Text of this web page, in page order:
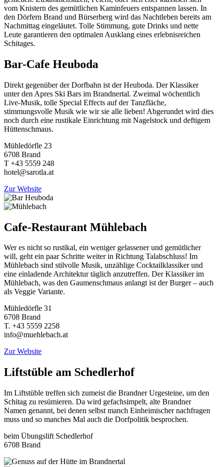
vom Knistern des gemütlichen Kaminfeuers entspannen lassen. In
den Dörfern Brand und Bürserberg wird das Nachtleben bereits am
Nachmittag eingeläutet. Tolle Stimmung, gute Drinks und nette
Leute garantieren den optimalen Ausklang eines erlebnisreichen
Schitages.
Bar-Cafe Heuboda
Direkt gegenüber der Dorfbahn ist der Heuboda. Der Klassiker
unter den Apres Ski Bars im Brandnertal. Zweimal wöchentlich
Live-Musik, tolle Special Effects auf der Tanzfläche,
stimmungsvolle Musik wie wir sie alle lieben! Abgerundet wird dies
noch durch eine rustikale Einrichtung mit Nagelstock und deftigem
Hüttenschmaus.
Mühledörfle 23
6708 Brand
T +43 5559 248
hotel@sarotla.at
Zur Website
Cafe-Restaurant Mühlebach
Wer es nicht so rustikal, ein weniger gelassener und gemütlicher
will, geht ein paar Schritte weiter in Richtung Talabschluss! Im
Mühlebach sind stilvolle Musik, unzählige Cocktailklassiker und
eine einladende Architektur täglich anzutreffen. Der Klassiker im
Mühlebach, was den Gaumenschmaus anlangt ist der Burger – auch
als Veggie Variante.
Mühledörfle 31
6708 Brand
T. +43 5559 2258
info@muehlebach.at
Zur Website
Liftstüble am Schedlerhof
Im Liftstüble treffen sich zumeist die Brandner Urgesteine, um den
Schitag zu resümieren. Da wird gefachsimpelt, alte Brandner
Namen genannt, bei denen selbst manch Einheimischer nachfragen
muss und so manches Mal auch die Dorfpolitik besprochen.
beim Übungslift Schedlerhof
6708 Brand